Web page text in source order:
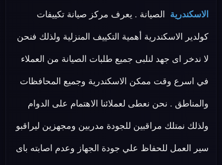
الاسكندرية الصيانة . يعرف مركز صيانة تكييفات
كولدير الاسكندرية أهمية التكييف المنزلية ولذلك فنحن
لا ندخر اى جهد لنلبى جميع طلبات الصيانة من العملاء
في اسرع وقت ممكن الاسكندرية وجميع المحافظات
والمناطق . نحن نعطى لعملائنا الاهتمام على الدوام
ولذلك نمتلك مراقبين للجودة مدربين ومجهزين ليراقبو
سير العمل للحفاظ علي جودة الجهاز وعدم اصابته باى